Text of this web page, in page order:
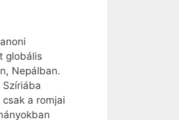
globális
Nepálban.
a romjai